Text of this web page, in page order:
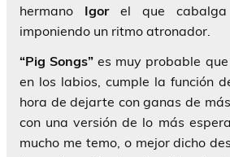
hermano Igorel que cabalga
imponiendo un ritmo atronador.
“Pig Songs” es muy probable
en los labios, cumple la función
hora de dejarte con ganas de
con una versión de lo más
mucho me temo, o mejor dicho